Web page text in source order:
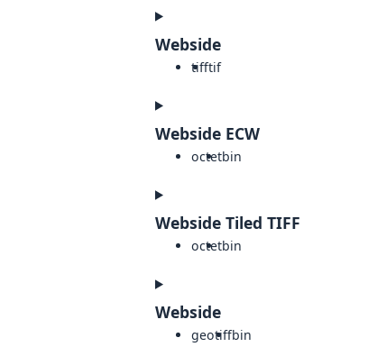
Webside
tifftif
Webside ECW
octetbin
Webside Tiled TIFF
octetbin
Webside
geotiffbin